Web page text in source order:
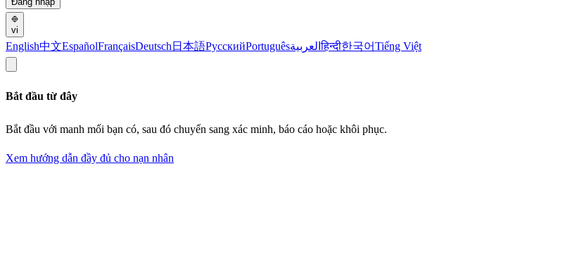
vi
English中文EspañolFrançaisDeutsch 日本語РусскийPortuguêsالعربيةहिन्दी한국어Tiếng Việt
Bắt đầu từ đây
Bắt đầu với manh mối bạn có, sau đó chuyển sang xác minh, báo cáo hoặc khôi phục.
Xem hướng dẫn đầy đủ cho nạn nhân